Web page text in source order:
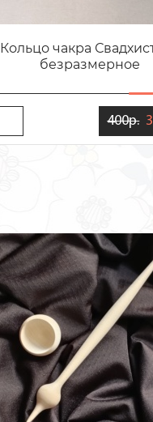
Кольцо чакра
безразмерное
400р.